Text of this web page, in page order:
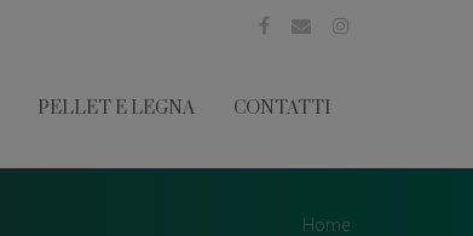
PELLET E LEGNA CONTATTI
Home